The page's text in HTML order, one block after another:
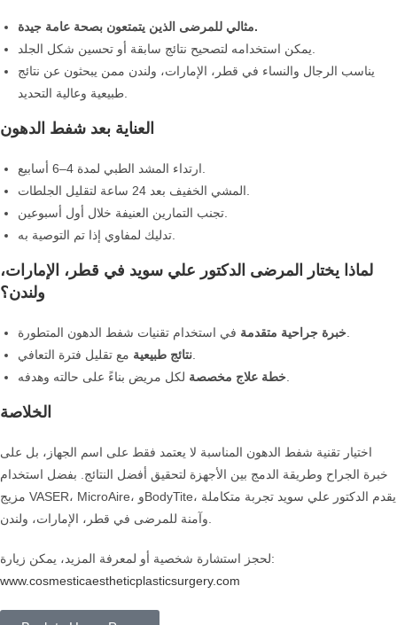
مثالي للمرضى الذين يتمتعون بصحة عامة جيدة.
يناسب الرجال والنساء في قطر، الإمارات، ولندن ممن يبحثون عن نتائج
العناية بعد شفط الدهون
لماذا يختار المرضى الدكتور علي سويد في قطر، الإمارات،
ولندن؟
خبرة جراحية متقدمة
نتائج طبيعية
خطة علاج مخصصة
الخلاصة
اختيار تقنية شفط الدهون المناسبة لا يعتمد فقط على اسم الجهاز، بل على
خبرة الجراح وطريقة الدمج بين الأجهزة لتحقيق أفضل النتائج. بفضل استخدام
مزيج VASER، MicroAire، وBodyTite، يقدم الدكتور علي سويد تجربة متكاملة
لحجز استشارة شخصية أو لمعرفة المزيد، يمكن زيارة:
www.cosmesticaestheticplasticsurgery.com